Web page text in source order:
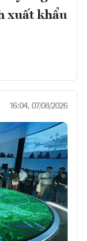
xuất khẩu
16:04, 07/08/2026